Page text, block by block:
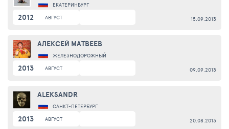
ЕКАТЕРИНБУРГ
2012 АВГУСТ 15.09.2013
АЛЕКСЕЙ МАТВЕЕВ
ЖЕЛЕЗНОДОРОЖНЫЙ
2013 АВГУСТ 09.09.2013
ALEKSANDR
САНКТ-ПЕТЕРБУРГ
2013 АВГУСТ 20.08.2013